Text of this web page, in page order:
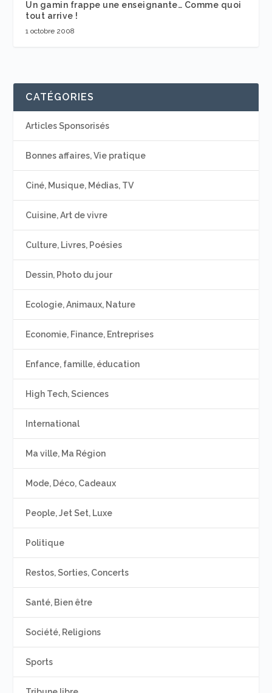
Un gamin frappe une enseignante… Comme quoi
tout arrive !
1 octobre 2008
CATÉGORIES
Articles Sponsorisés
Bonnes affaires, Vie pratique
Ciné, Musique, Médias, TV
Cuisine, Art de vivre
Culture, Livres, Poésies
Dessin, Photo du jour
Ecologie, Animaux, Nature
Economie, Finance, Entreprises
Enfance, famille, éducation
High Tech, Sciences
International
Ma ville, Ma Région
Mode, Déco, Cadeaux
People, Jet Set, Luxe
Politique
Restos, Sorties, Concerts
Santé, Bien être
Société, Religions
Sports